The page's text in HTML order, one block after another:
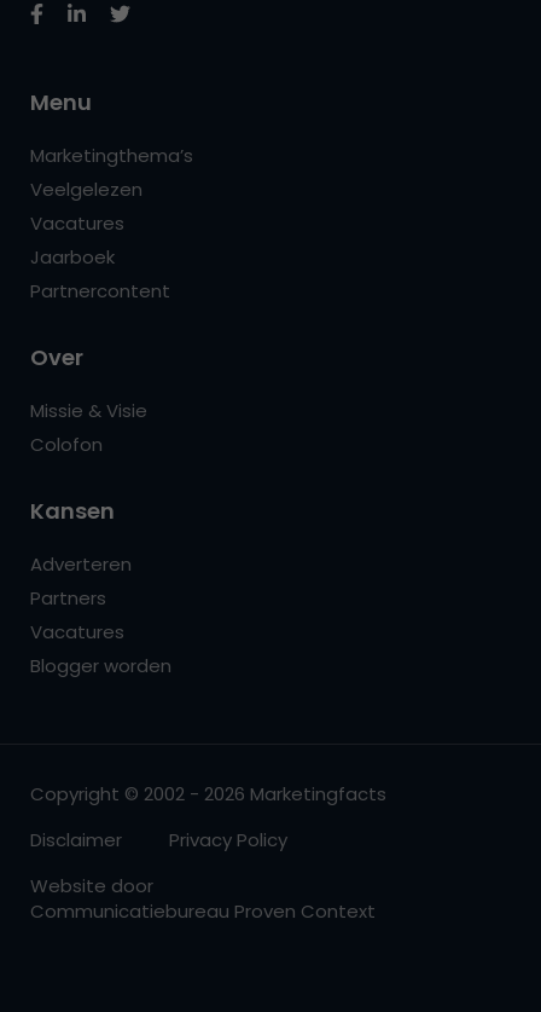
Menu
Marketingthema’s
Veelgelezen
Vacatures
Jaarboek
Partnercontent
Over
Missie & Visie
Colofon
Kansen
Adverteren
Partners
Vacatures
Blogger worden
Copyright © 2002 - 2026 Marketingfacts
Disclaimer
Privacy Policy
Website door
Communicatiebureau Proven Context